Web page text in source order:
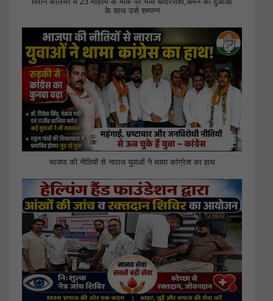
के साथ उर्स सम्पन्न
भाजपा की नीतियों से नाराज युवाओं ने थामा कांग्रेस का हाथ